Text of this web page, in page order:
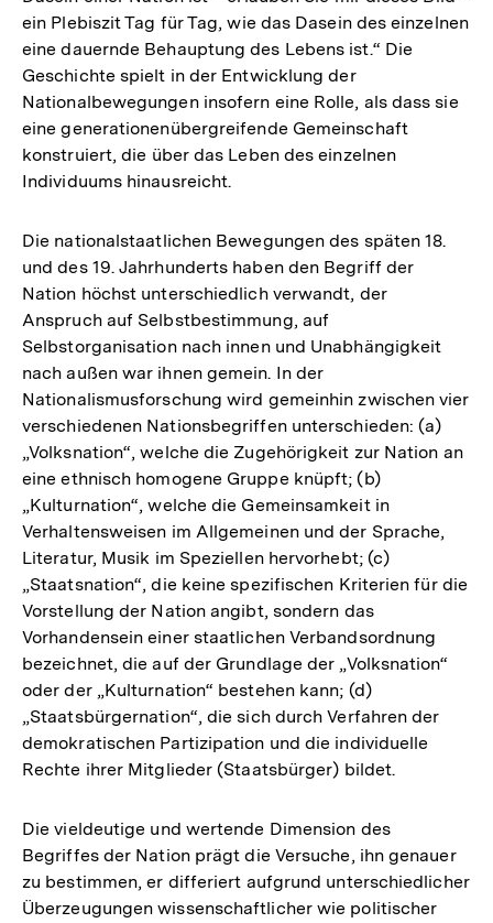
ein Plebiszit Tag für Tag, wie das Dasein des einzelnen
eine dauernde Behauptung des Lebens ist.“ Die
Geschichte spielt in der Entwicklung der
Nationalbewegungen insofern eine Rolle, als dass sie
eine generationenübergreifende Gemeinschaft
konstruiert, die über das Leben des einzelnen
Individuums hinausreicht.
Die nationalstaatlichen Bewegungen des späten 18.
und des 19. Jahrhunderts haben den Begriff der
Nation höchst unterschiedlich verwandt, der
Anspruch auf Selbstbestimmung, auf
Selbstorganisation nach innen und Unabhängigkeit
nach außen war ihnen gemein. In der
Nationalismusforschung wird gemeinhin zwischen vier
verschiedenen Nationsbegriffen unterschieden: (a)
„Volksnation“, welche die Zugehörigkeit zur Nation an
eine ethnisch homogene Gruppe knüpft; (b)
„Kulturnation“, welche die Gemeinsamkeit in
Verhaltensweisen im Allgemeinen und der Sprache,
Literatur, Musik im Speziellen hervorhebt; (c)
„Staatsnation“, die keine spezifischen Kriterien für die
Vorstellung der Nation angibt, sondern das
Vorhandensein einer staatlichen Verbandsordnung
bezeichnet, die auf der Grundlage der „Volksnation“
oder der „Kulturnation“ bestehen kann; (d)
„Staatsbürgernation“, die sich durch Verfahren der
demokratischen Partizipation und die individuelle
Rechte ihrer Mitglieder (Staatsbürger) bildet.
Die vieldeutige und wertende Dimension des
Begriffes der Nation prägt die Versuche, ihn genauer
zu bestimmen, er differiert aufgrund unterschiedlicher
Überzeugungen wissenschaftlicher wie politischer